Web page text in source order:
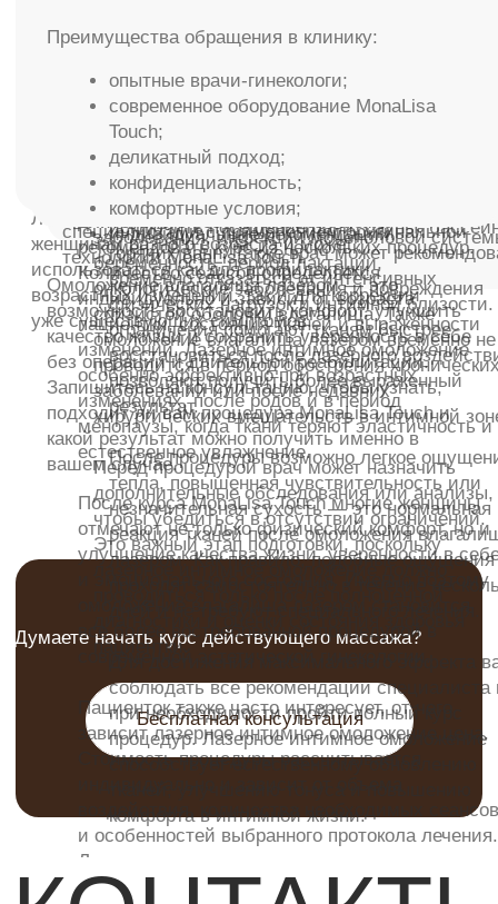
ООО "ЭСТЕТИЧЕСКАЯ ХИРУРГИЯ" №
ЛИЦЕНЗИИ ЛО-77-01-021710 @2000-2025.
Пациентам
info@molecule-clinic.ru
г. Москва, Ломоносовский пр-т 29к2
Карта сайта
Акции
Новости и статьи
Специалисты
Наши работы
RSL-массаж
Обертывания Arosha
Эстетическая косметология
Маммопластика
Инъекционная косметология
Контурная пластика
УЗИ+ЭКГ
Процедурный кабинет
Гинекология
Лаборатория